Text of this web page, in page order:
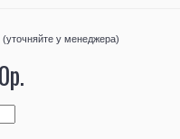
(уточняйте у менеджера)